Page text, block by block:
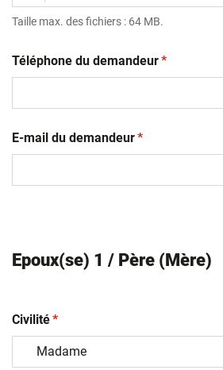
Taille max. des fichiers : 64 MB.
Téléphone du demandeur(obligatoire)
*
E-mail du demandeur(obligatoire)
*
Epoux(se) 1 / Père (Mère)
Civilité(obligatoire)
*